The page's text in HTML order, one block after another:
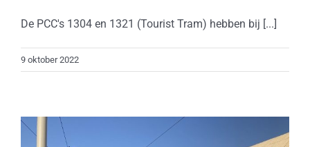
De PCC's 1304 en 1321 (Tourist Tram) hebben bij [...]
9 oktober 2022